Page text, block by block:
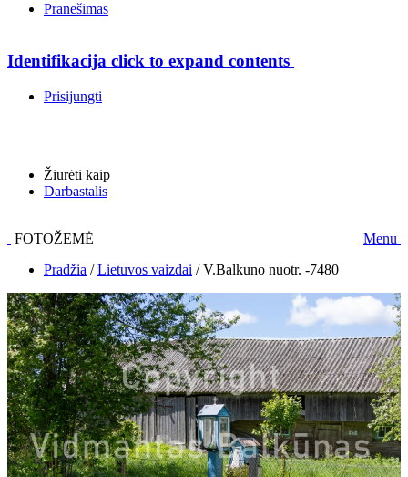
Pranešimas
Identifikacija click to expand contents
Prisijungti
Žiūrėti kaip
Darbastalis
FOTOŽEMĖ
Menu
Pradžia /Lietuvos vaizdai /V.Balkuno nuotr. -7480